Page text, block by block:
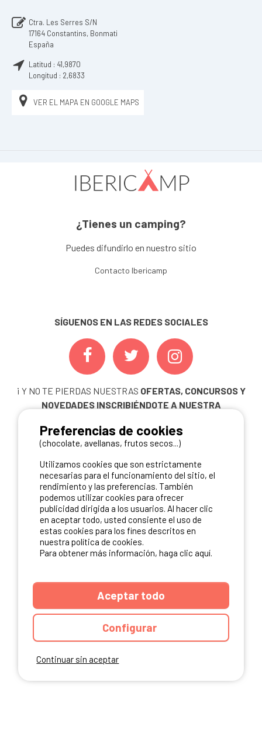
Ctra. Les Serres S/N
17164 Constantins, Bonmati
España
Latitud : 41,9870
Longitud : 2,6833
VER EL MAPA EN GOOGLE MAPS
¿Tienes un camping?
Puedes difundirlo en nuestro sitio
Contacto Ibericamp
SÍGUENOS EN LAS REDES SOCIALES
¡ Y NO TE PIERDAS NUESTRAS OFERTAS, CONCURSOS Y
NOVEDADES INSCRIBIÉNDOTE A NUESTRA
ME INSCRIBO
NUESTROS PARTNERS
Continuar sin aceptar
Preferencias de cookies
(chocolate, avellanas, frutos secos...)
Utilizamos cookies que son estrictamente
necesarias para el funcionamiento del sitio, el
rendimiento y las preferencias. También
podemos utilizar cookies para ofrecer
publicidad dirigida a los usuarios. Al hacer clic
en aceptar todo, usted consiente el uso de
estas cookies para los fines descritos en
nuestra política de cookies.
Para obtener más información, haga clic aquí.
Aceptar todo
Configurar